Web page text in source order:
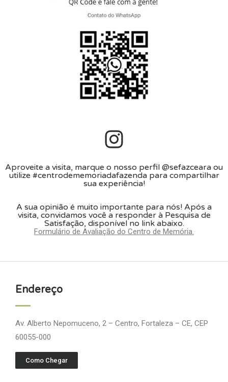
Aproveite a visita, marque o nosso perfil @sefazceara ou
utilize #centrodememoriadafazenda para compartilhar
sua experiência!
A sua opinião é muito importante para nós! Após a
visita, convidamos você a responder à Pesquisa de
Satisfação, disponível no link abaixo.
Formulário de Avaliação do Centro de Memória.
Endereço
Av. Alberto Nepomuceno, 2 – Centro, Fortaleza – CE, CEP
60055-000
Como Chegar